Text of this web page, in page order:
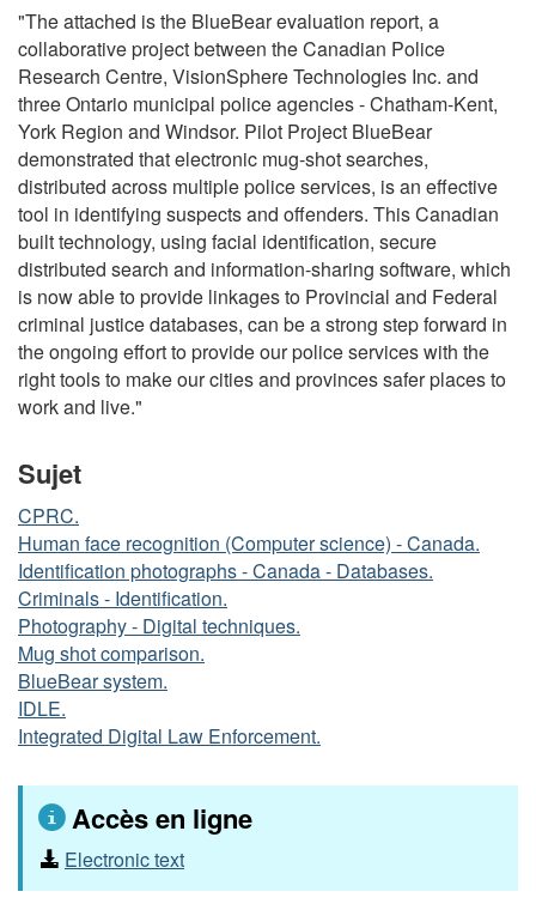
"The attached is the BlueBear evaluation report, a
collaborative project between the Canadian Police
Research Centre, VisionSphere Technologies Inc. and
three Ontario municipal police agencies - Chatham-Kent,
York Region and Windsor. Pilot Project BlueBear
demonstrated that electronic mug-shot searches,
distributed across multiple police services, is an effective
tool in identifying suspects and offenders. This Canadian
built technology, using facial identification, secure
distributed search and information-sharing software, which
is now able to provide linkages to Provincial and Federal
criminal justice databases, can be a strong step forward in
the ongoing effort to provide our police services with the
right tools to make our cities and provinces safer places to
work and live."
Sujet
CPRC.
Human face recognition (Computer science) - Canada.
Identification photographs - Canada - Databases.
Criminals - Identification.
Photography - Digital techniques.
Mug shot comparison.
BlueBear system.
IDLE.
Integrated Digital Law Enforcement.
Accès en ligne
Electronic text